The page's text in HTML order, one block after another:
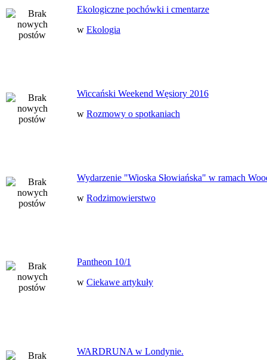
Ekologiczne pochówki i cmentarze
w Ekologia
Wiccański Weekend Węsiory 2016
w Rozmowy o spotkaniach
Wydarzenie "Wioska Słowiańska" w ramach
w Rodzimowierstwo
Pantheon 10/1
w Ciekawe artykuły
WARDRUNA w Londynie.